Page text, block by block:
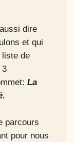
dire
et qui
liste de
3
La
parcours
pour nous